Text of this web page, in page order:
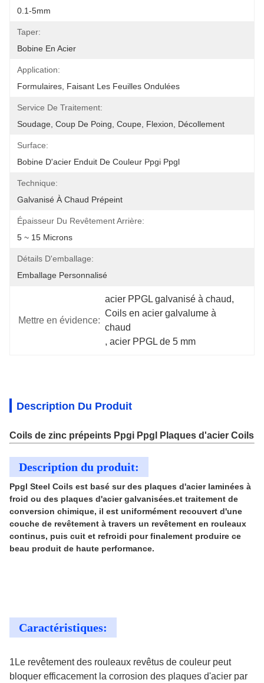
0.1-5mm
Taper:
Bobine En Acier
Application:
Formulaires, Faisant Les Feuilles Ondulées
Service De Traitement:
Soudage, Coup De Poing, Coupe, Flexion, Décollement
Surface:
Bobine D'acier Enduit De Couleur Ppgi Ppgl
Technique:
Galvanisé À Chaud Prépeint
Épaisseur Du Revêtement Arrière:
5 ~ 15 Microns
Détails D'emballage:
Emballage Personnalisé
Mettre en évidence:
acier PPGL galvanisé à chaud,
Coils en acier galvalume à
chaud
, acier PPGL de 5 mm
Description Du Produit
Coils de zinc prépeints Ppgi Ppgl Plaques d'acier Coils
Description du produit:
Ppgl Steel Coils est basé sur des plaques d'acier laminées à
froid ou des plaques d'acier galvanisées.et traitement de
conversion chimique, il est uniformément recouvert d'une
couche de revêtement à travers un revêtement en rouleaux
continus, puis cuit et refroidi pour finalement produire ce
beau produit de haute performance.
Caractéristiques:
1Le revêtement des rouleaux revêtus de couleur peut
bloquer efficacement la corrosion des plaques d'acier par